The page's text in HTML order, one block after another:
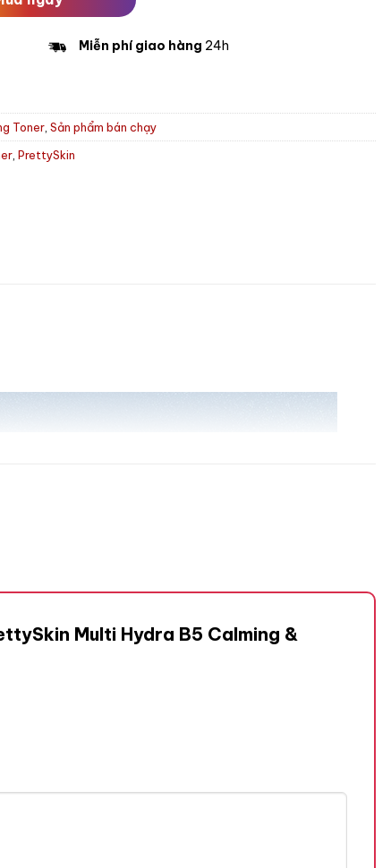
Miễn phí giao hàng 24h
Toner,Sản phẩm bán chạy
,PrettySkin
Multi Hydra B5 Calming &